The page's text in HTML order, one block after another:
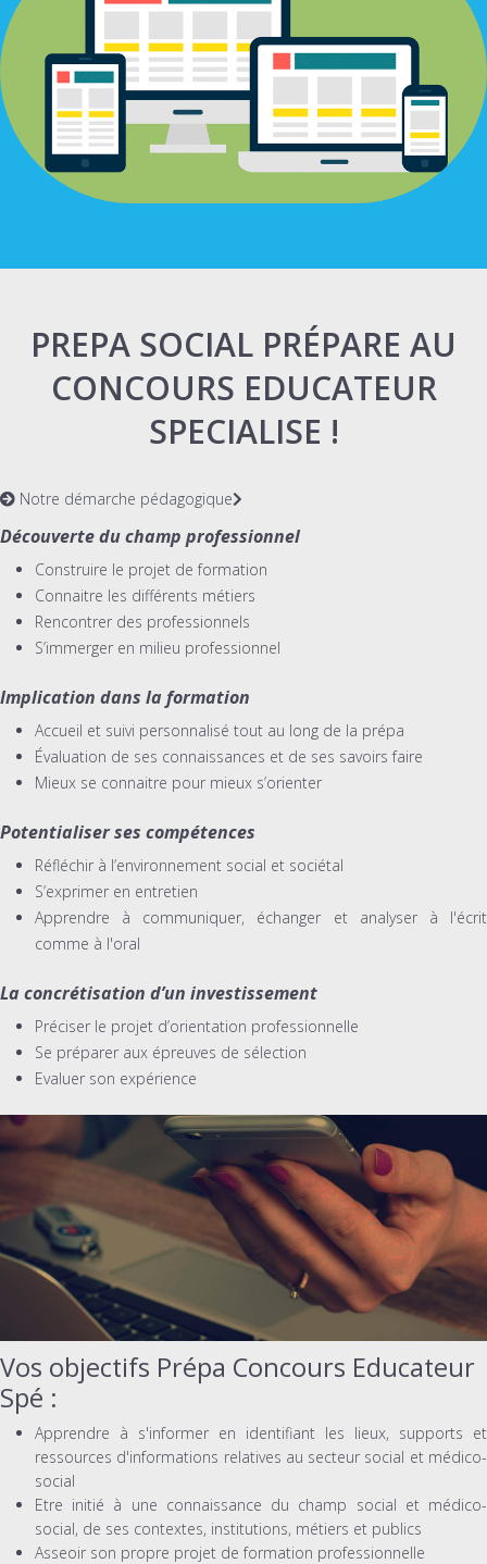
PREPA SOCIAL PRÉPARE AU
CONCOURS EDUCATEUR
SPECIALISE !
Notre démarche pédagogique
Découverte du champ professionnel
Construire le projet de formation
Connaitre les différents métiers
Rencontrer des professionnels
S’immerger en milieu professionnel
Implication dans la formation
Accueil et suivi personnalisé tout au long de la prépa
Évaluation de ses connaissances et de ses savoirs faire
Mieux se connaitre pour mieux s’orienter
Potentialiser ses compétences
Réfléchir à l’environnement social et sociétal
S’exprimer en entretien
Apprendre à communiquer, échanger et analyser à l'écrit
comme à l'oral
La concrétisation d’un investissement
Préciser le projet d’orientation professionnelle
Se préparer aux épreuves de sélection
Evaluer son expérience
Vos objectifs Prépa Concours Educateur
Spé :
Apprendre à s'informer en identifiant les lieux, supports et
ressources d'informations relatives au secteur social et médico-
social
Etre initié à une connaissance du champ social et médico-
social, de ses contextes, institutions, métiers et publics
Asseoir son propre projet de formation professionnelle